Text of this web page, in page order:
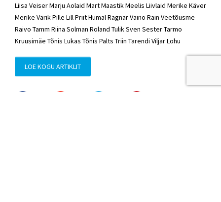
Liisa Veiser Marju Aolaid Mart MaastikMeelis Liivlaid Merike Käver
Merike Värik Pille Lill Priit Humal Ragnar Vaino Rain Veetõusme
Raivo Tamm Riina Solman Roland TulikSven SesterTarmo
Kruusimäe Tõnis Lukas Tõnis Palts Triin Tarendi Viljar Lohu
LOE KOGU ARTIKLIT